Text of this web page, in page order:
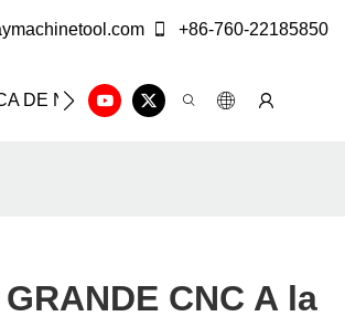
+86-760-22185850
DE NOSOTROS SOLUCIÓN
CNC A la